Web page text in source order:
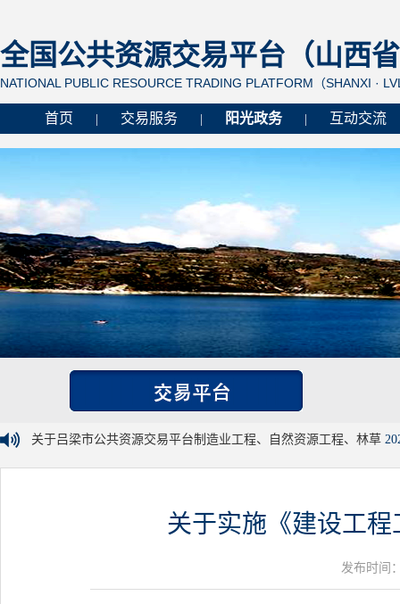
全国公共资源交易平台（山西
NATIONAL PUBLIC RESOURCE TRADING PLATFORM（SHANXI ·
首页 交易服务 阳光政务 互动交流
关于吕梁市公共资源交易平台制造业工程、自然资源工程、林草
关于实施《建设工
发布时间